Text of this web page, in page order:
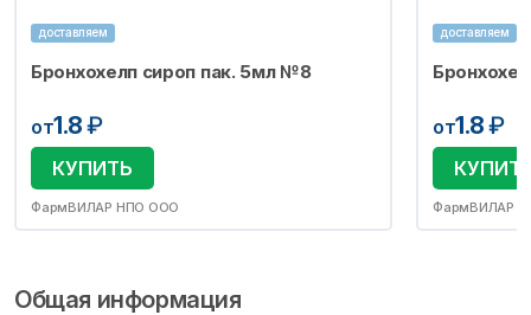
доставляем
Бронхохелп сироп пак. 5мл №8
от1.8₽
КУПИТЬ
ФармВИЛАР НПО ООО
доставляем
от1.8₽
ФармВИЛАР
Общая информация